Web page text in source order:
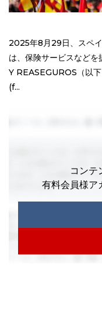
2025年8月29日、スペ
は、保険サービスなど
Y REASEGUROS（以
(f...
コンテ
有料会員様ア